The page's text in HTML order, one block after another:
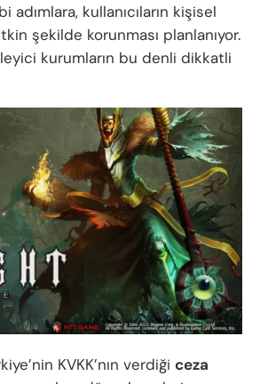
adımlara, kullanıcıların kişisel
şekilde korunması planlanıyor.
kurumların bu denli dikkatli
KVKK’nın verdiği ceza